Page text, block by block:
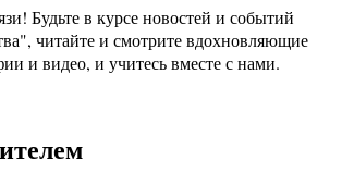
Будьте в курсе новостей и событий
читайте и смотрите вдохновляющие
и видео, и учитесь вместе с нами.